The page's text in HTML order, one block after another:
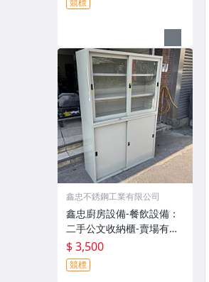
全套-賣場有吊櫃、抽油煙
機、電陶爐、微晶調理
競標
鑫忠不銹鋼工業有限公司
鑫忠廚房設備-餐飲設備：
二手公文收納櫃-賣場有水
槽-油炸機-冰箱-快速爐-吧
台-微波爐-烤箱-煮麵機-發
酵箱-咖啡機-電磁爐
$ 3,500
競標